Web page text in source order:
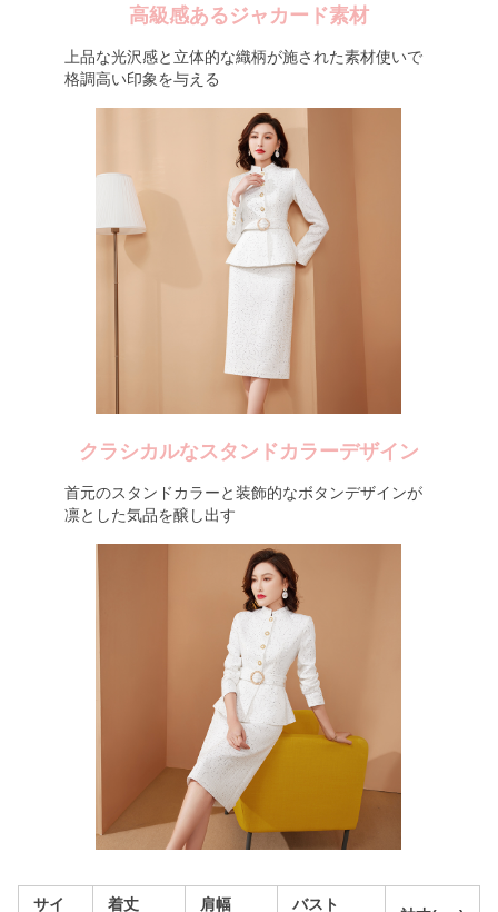
高級感あるジャカード素材
上品な光沢感と立体的な織柄が施された素材使いで
格調高い印象を与える
クラシカルなスタンドカラーデザイン
首元のスタンドカラーと装飾的なボタンデザインが
凛とした気品を醸し出す
サイ 着丈 肩幅 バスト